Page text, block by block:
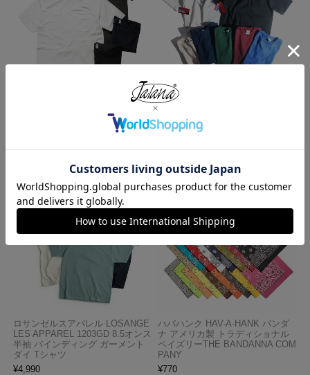
ロサンゼルスアパレル LOSANGE
半袖 ガーメントダイ ポケットTシ
キャンバー CAMBER 302 マック
ツ MADE IN USA
7,990
ロサンゼルスアパレル LOSANGE
LES APPAREL 1203GD 8.5オンス
半袖 バインディング ガーメント
ダイ Tシャツ
¥4,990
ハバハンク HAV-A-HANK バンダ
ナ アメリカ製 トラディショナル
ペイズリーTHE BANDANNA COM
PANY
¥770